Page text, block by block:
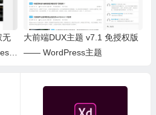
无
大前端DUX主题 v7.1 免授权版
—— WordPress主题